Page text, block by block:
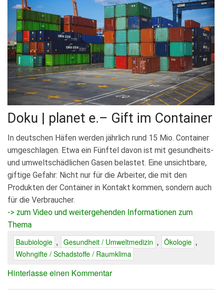
Doku | planet e.– Gift im Container
In deutschen Häfen werden jährlich rund 15 Mio. Container
umgeschlagen. Etwa ein Fünftel davon ist mit gesundheits-
und umweltschädlichen Gasen belastet. Eine unsichtbare,
giftige Gefahr: Nicht nur für die Arbeiter, die mit den
Produkten der Container in Kontakt kommen, sondern auch
für die Verbraucher.
-> zum Video und weitergehenden Informationen zum
Thema
Baubiologie , Gesundheit / Umweltmedizin , Ökologie ,
Wohngifte / Schadstoffe / Raumklima
Hinterlasse einen Kommentar